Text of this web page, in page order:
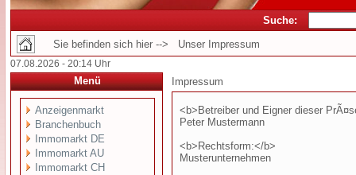
Suche:
Sie befinden sich hier --> Unser Impressum
07.08.2026 - 20:14 Uhr
Menü
Anzeigenmarkt
Branchenbuch
Immomarkt DE
Immomarkt AU
Immomarkt CH
Impressum
<b>Betreiber und Eigner dieser
Peter Mustermann
<b>Rechtsform:</b>
Musterunternehmen